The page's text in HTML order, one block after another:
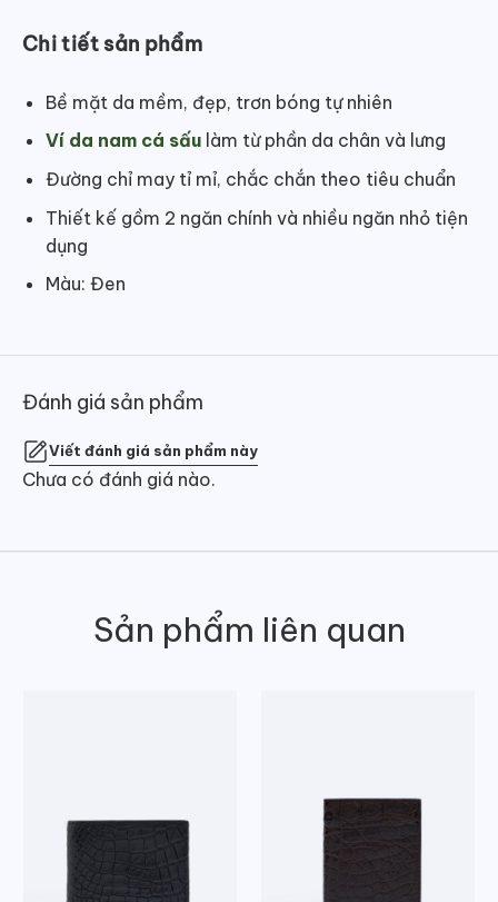
Chi tiết sản phẩm
Bề mặt da mềm, đẹp, trơn bóng tự nhiên
Ví da nam cá sấulàm từ phần da chân và lưng
Đường chỉ may tỉ mỉ, chắc chắn theo tiêu chuẩn
Thiết kế gồm 2 ngăn chính và nhiều ngăn nhỏ tiện
dụng
Màu: Đen
Đánh giá sản phẩm
Viết đánh giá sản phẩm này
Chưa có đánh giá nào.
Sản phẩm liên quan